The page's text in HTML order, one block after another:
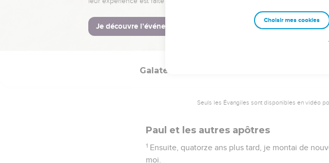
24 Et elles glorifiaient Dieu à mon sujet.
© Société biblique française – Bibli’O, 1978, avec autorisation.
Galates
Seuls les Évangiles sont disponibles en vidéo
Paul et les autres apôtres
1 Ensuite, quatorze ans plus tard, je montai de
moi.
Choisir mes cookies